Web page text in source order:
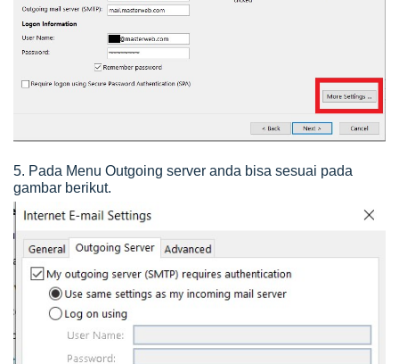
5. Pada Menu Outgoing server anda bisa sesuai pada
gambar berikut.